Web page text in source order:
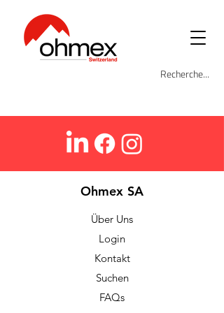
Ohmex SA
Über Uns
Login
Kontakt
Suchen
FAQs